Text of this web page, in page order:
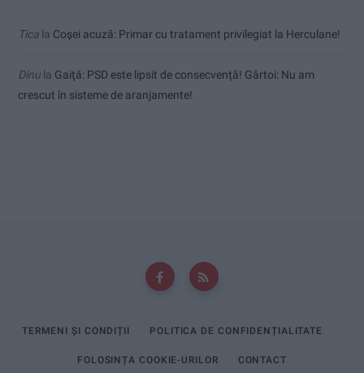
Tica la Coșei acuză: Primar cu tratament privilegiat la Herculane!
Dinu la Gaiţă: PSD este lipsit de consecvență! Gârtoi: Nu am
crescut în sisteme de aranjamente!
TERMENI ȘI CONDIȚII POLITICA DE CONFIDENȚIALITATE
FOLOSINȚA COOKIE-URILOR CONTACT